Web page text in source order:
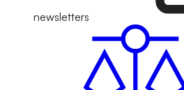
newsletters